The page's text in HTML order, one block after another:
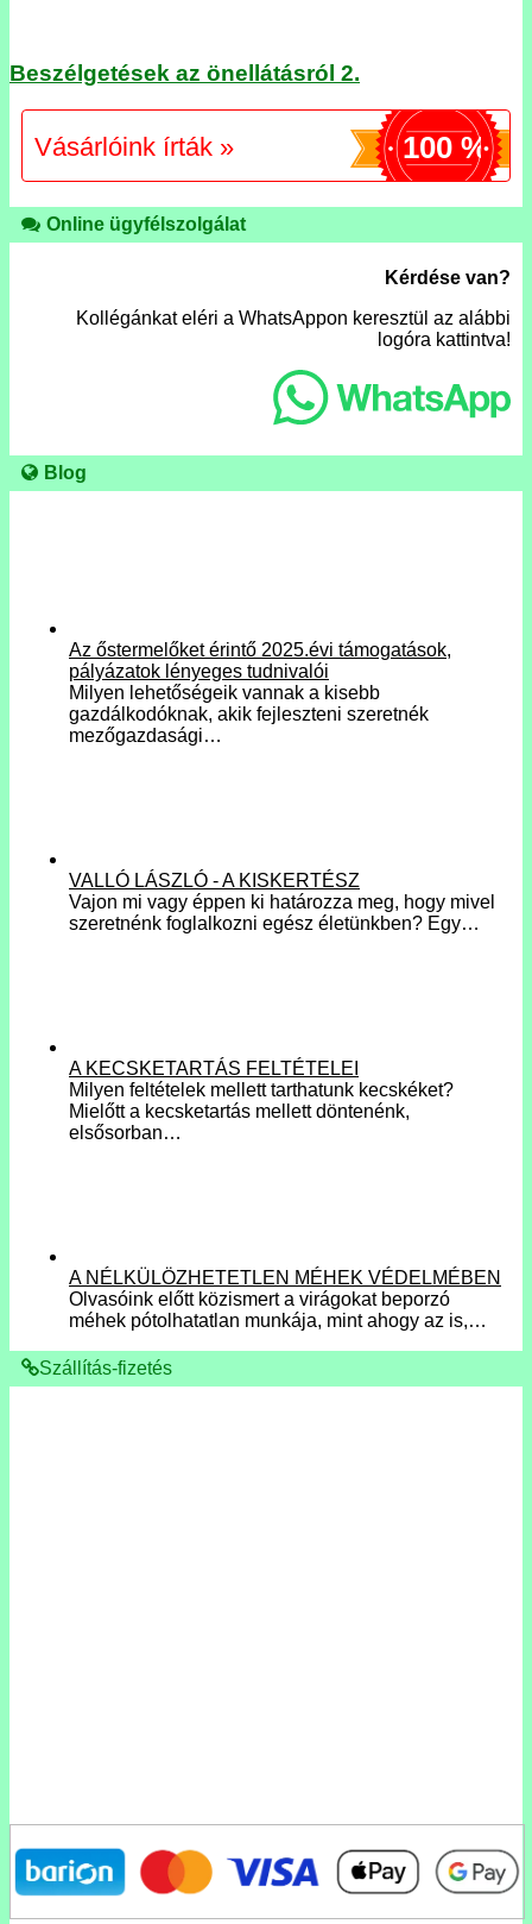
Beszélgetések az önellátásról 2.
Vásárlóink írták » 100 %
Online ügyfélszolgálat
Kérdése van?
Kollégánkat eléri a WhatsAppon keresztül az alábbi
logóra kattintva!
Blog
Az őstermelőket érintő 2025.évi támogatások,
pályázatok lényeges tudnivalói
Milyen lehetőségeik vannak a kisebb
gazdálkodóknak, akik fejleszteni szeretnék
mezőgazdasági…
VALLÓ LÁSZLÓ - A KISKERTÉSZ
Vajon mi vagy éppen ki határozza meg, hogy mivel
szeretnénk foglalkozni egész életünkben? Egy…
A KECSKETARTÁS FELTÉTELEI
Milyen feltételek mellett tarthatunk kecskéket?
Mielőtt a kecsketartás mellett döntenénk,
elsősorban…
A NÉLKÜLÖZHETETLEN MÉHEK VÉDELMÉBEN
Olvasóink előtt közismert a virágokat beporzó
méhek pótolhatatlan munkája, mint ahogy az is,…
Szállítás-fizetés